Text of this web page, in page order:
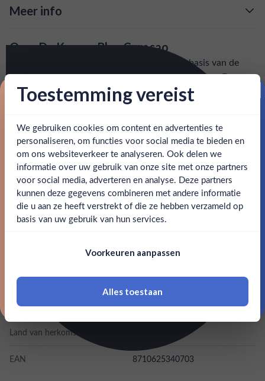
Ben jij 18 jaar of ouder?
Ja Nee
18 jaar of ouder zijn
Meer info
: voor 15:00, morgen in huis (uitzondering bij
artikel vermeld)
Behulpzameen goed bereikbare klantenservice.
Over De Kuyper Blue Curacao
De Kuyper Blue Curaçao is gedistilleerd op basis van de
zeldzame Laraha vruchten, afkomstig van Curaçao. Deze
klassieke likeur wordt gekenmerkt door haar intense
blauwe kleur en heerlijke fruitige smaken. Geniet van de
Curaçao biedt.
SPECIFICATIES
Alcohol 20.00%
Allergenen -
De Kuyper
Kleurstoffen
Inhoud 0,7L
Land van herkomst
EAN 8710625340703
Toestemming vereist
We gebruiken cookies om content en advertenties te
personaliseren, om functies voor social media te bieden en
om ons websiteverkeer te analyseren. Ook delen we
informatie over uw gebruik van onze site met onze partners
voor social media, adverteren en analyse. Deze partners
kunnen deze gegevens combineren met andere informatie
die u aan ze heeft verstrekt of die ze hebben verzameld op
basis van uw gebruik van hun services.
Voorkeuren aanpassen
Alles toestaan
Proost op je eerste korting!
Schrijf je in en ontvang direct 5% korting op je eerste
bestelling.
Email
Claim mijn korting